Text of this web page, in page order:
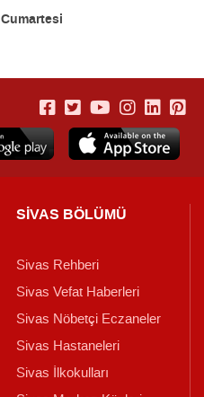
Cumartesi
SİVAS BÖLÜMÜ
Sivas Rehberi
Sivas Vefat Haberleri
Sivas Nöbetçi Eczaneler
Sivas Hastaneleri
Sivas İlkokulları